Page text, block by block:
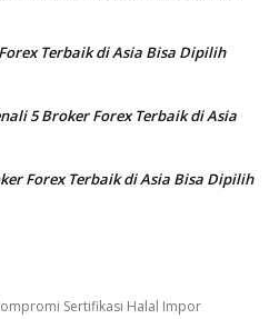
Terbaik di Asia Bisa Dipilih
5 Broker Forex Terbaik di Asia
Forex Terbaik di Asia Bisa Dipilih